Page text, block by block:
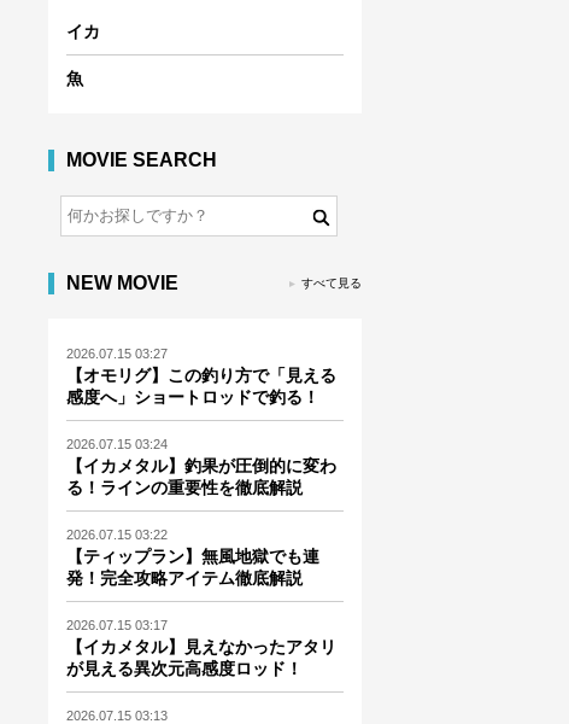
イカ
魚
MOVIE SEARCH
NEW MOVIE すべて見る
2026.07.15 03:27
【オモリグ】この釣り方で「見える
感度へ」ショートロッドで釣る！
2026.07.15 03:24
【イカメタル】釣果が圧倒的に変わ
る！ラインの重要性を徹底解説
2026.07.15 03:22
【ティップラン】無風地獄でも連
発！完全攻略アイテム徹底解説
2026.07.15 03:17
【イカメタル】見えなかったアタリ
が見える異次元高感度ロッド！
2026.07.15 03:13